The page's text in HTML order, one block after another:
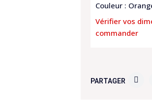
Couleur :
Vérifier vos
commander
PARTAGER